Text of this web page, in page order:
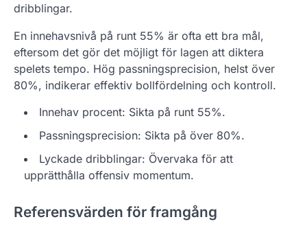
dribblingar.
En innehavsnivå på runt 55% är ofta ett bra mål,
eftersom det gör det möjligt för lagen att diktera
spelets tempo. Hög passningsprecision, helst över
80%, indikerar effektiv bollfördelning och kontroll.
Innehav procent: Sikta på runt 55%.
Passningsprecision: Sikta på över 80%.
Lyckade dribblingar: Övervaka för att
upprätthålla offensiv momentum.
Referensvärden för framgång